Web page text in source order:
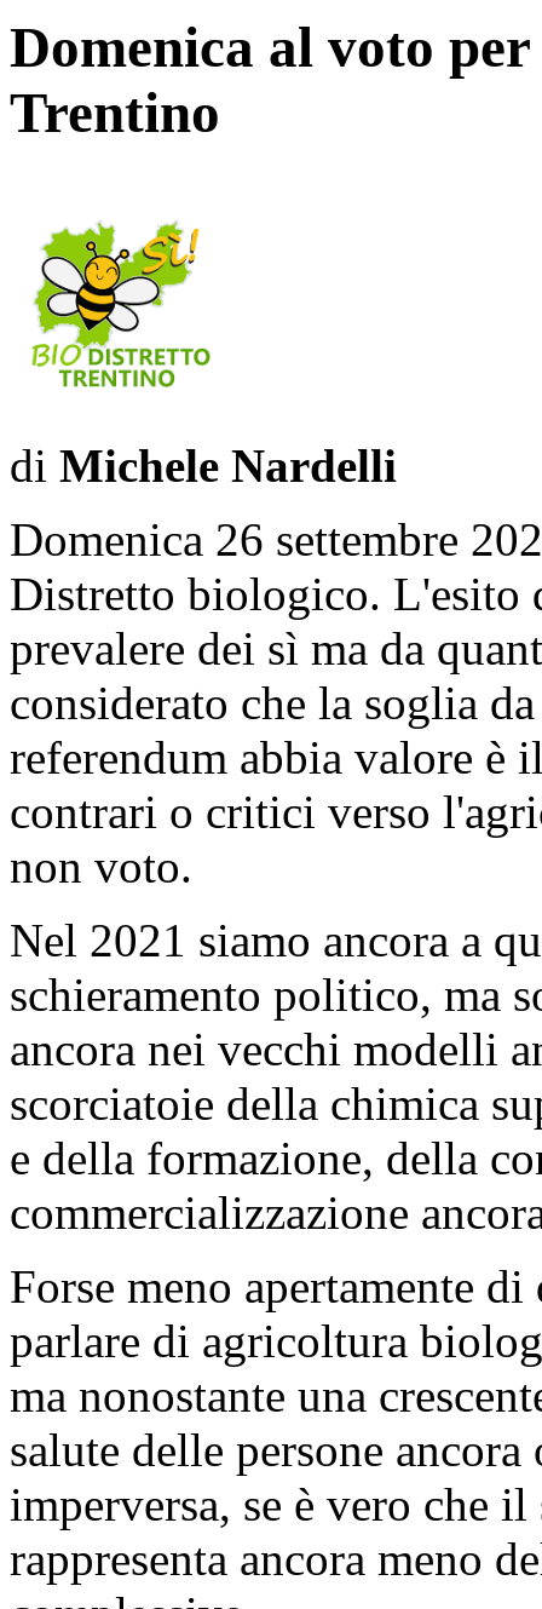
Domenica al voto
Trentino
di Michele Nardelli
Domenica 26 settembre
Distretto biologico. L'esito
prevalere dei sì ma da
considerato che la soglia
referendum abbia valore è
contrari o critici verso
non voto.
Nel 2021 siamo ancora a
schieramento politico, ma
ancora nei vecchi modelli
scorciatoie della chimica
e della formazione, della
commercializzazione
Forse meno apertamente
parlare di agricoltura
ma nonostante una
salute delle persone
imperversa, se è vero che
rappresenta ancora meno